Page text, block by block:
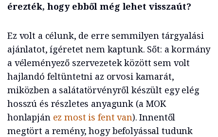
érezték, hogy ebből még lehet visszaút?
Ez volt a célunk, de erre semmilyen tárgyalási
ajánlatot, ígéretet nem kaptunk. Sőt: a kormány
a véleményező szervezetek között sem volt
hajlandó feltüntetni az orvosi kamarát,
miközben a salátatörvényről készült egy elég
hosszú és részletes anyagunk (a MOK
honlapján ez most is fent van). Innentől
megtört a remény, hogy befolyással tudunk